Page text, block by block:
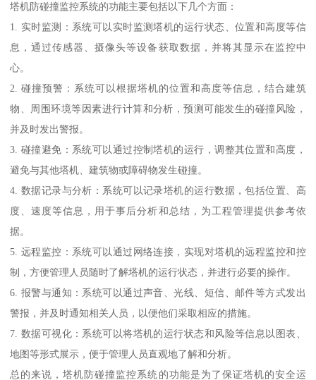
塔机防碰撞监控系统的功能主要包括以下几个方面：
1. 实时监测：系统可以实时监测塔机的运行状态、位置和高度等信
息，通过传感器、摄像头等设备获取数据，并将其显示在监控中
心。
2. 碰撞预警：系统可以根据塔机的位置和高度等信息，结合建筑
物、周围环境等因素进行计算和分析，预测可能发生的碰撞风险，
并及时发出警报。
3. 碰撞避免：系统可以通过控制塔机的运行，调整其位置和高度，
避免与其他塔机、建筑物或障碍物发生碰撞。
4. 数据记录与分析：系统可以记录塔机的运行数据，包括位置、高
度、速度等信息，用于事后分析和总结，为工程管理提供参考依
据。
5. 远程监控：系统可以通过网络连接，实现对塔机的远程监控和控
制，方便管理人员随时了解塔机的运行状态，并进行必要的操作。
6. 报警与通知：系统可以通过声音、光线、短信、邮件等方式发出
警报，并及时通知相关人员，以便他们采取相应的措施。
7. 数据可视化：系统可以将塔机的运行状态和风险等信息以图表、
地图等形式展示，便于管理人员直观地了解和分析。
总的来说，塔机防碰撞监控系统的功能是为了保证塔机的安全运